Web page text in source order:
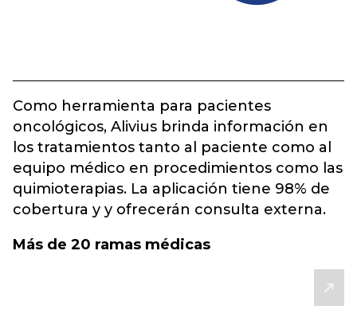
Como herramienta para pacientes
oncológicos, Alivius brinda información en
los tratamientos tanto al paciente como al
equipo médico en procedimientos como las
quimioterapias. La aplicación tiene 98% de
cobertura y y ofrecerán consulta externa.
Más de 20 ramas médicas